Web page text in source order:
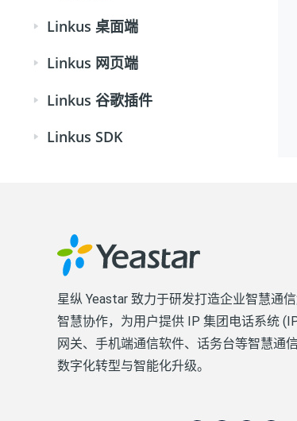
Linkus 桌面端
Linkus 网页端
Linkus 谷歌插件
Linkus SDK
星纵 Yeastar 致力于研发打造企业智慧通
智慧协作，为用户提供 IP 集团电话系统
网关、手机端通信软件、话务台等智慧通
数字化转型与智能化升级。